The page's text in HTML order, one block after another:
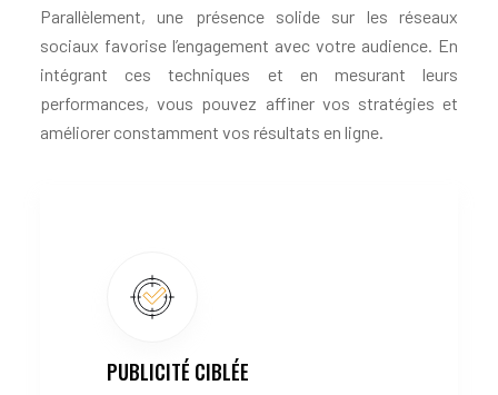
Parallèlement, une présence solide sur les réseaux
sociaux favorise l’engagement avec votre audience. En
intégrant ces techniques et en mesurant leurs
performances, vous pouvez affiner vos stratégies et
améliorer constamment vos résultats en ligne.
PUBLICITÉ CIBLÉE